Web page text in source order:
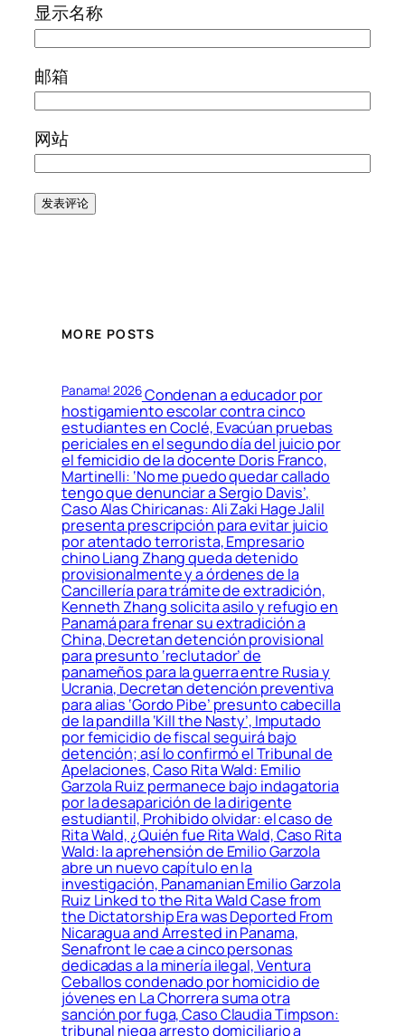
显示名称
邮箱
网站
MORE POSTS
Panama! 2026Condenan a educador por
hostigamiento escolar contra cinco
estudiantes en Coclé, Evacúan pruebas
periciales en el segundo día del juicio por
el femicidio de la docente Doris Franco,
Martinelli: ‘No me puedo quedar callado
tengo que denunciar a Sergio Davis’,
Caso Alas Chiricanas: Ali Zaki Hage Jalil
presenta prescripción para evitar juicio
por atentado terrorista, Empresario
chino Liang Zhang queda detenido
provisionalmente y a órdenes de la
Cancillería para trámite de extradición,
Kenneth Zhang solicita asilo y refugio en
Panamá para frenar su extradición a
China, Decretan detención provisional
para presunto ‘reclutador’ de
panameños para la guerra entre Rusia y
Ucrania, Decretan detención preventiva
para alias ‘Gordo Pibe’ presunto cabecilla
de la pandilla ‘Kill the Nasty’, Imputado
por femicidio de fiscal seguirá bajo
detención; así lo confirmó el Tribunal de
Apelaciones, Caso Rita Wald: Emilio
Garzola Ruiz permanece bajo indagatoria
por la desaparición de la dirigente
estudiantil, Prohibido olvidar: el caso de
Rita Wald, ¿Quién fue Rita Wald, Caso Rita
Wald: la aprehensión de Emilio Garzola
abre un nuevo capítulo en la
investigación, Panamanian Emilio Garzola
Ruiz Linked to the Rita Wald Case from
the Dictatorship Era was Deported From
Nicaragua and Arrested in Panama,
Senafront le cae a cinco personas
dedicadas a la minería ilegal, Ventura
Ceballos condenado por homicidio de
jóvenes en La Chorrera suma otra
sanción por fuga, Caso Claudia Timpson:
tribunal niega arresto domiciliario a